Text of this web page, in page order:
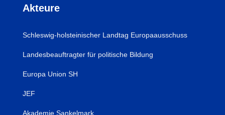
Akteure
Schleswig-holsteinischer Landtag Europaausschuss
Landesbeauftragter für politische Bildung
Europa Union SH
JEF
Akademie Sankelmark